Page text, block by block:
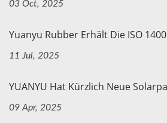
03 Oct, 2025
Yuanyu Rubber Erhält Die ISO
11 Jul, 2025
YUANYU Hat Kürzlich Neue
09 Apr, 2025